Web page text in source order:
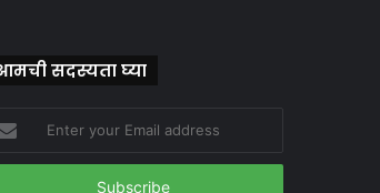
सदस्यता घ्या